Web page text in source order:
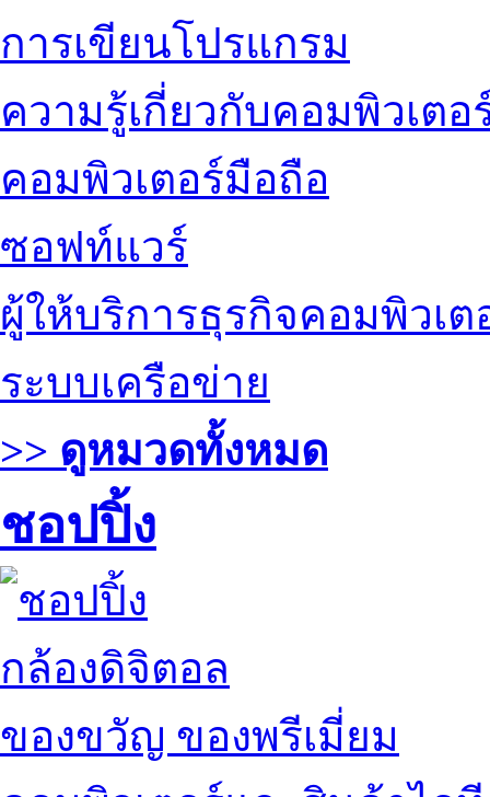
การเขียนโปรแกรม
ความรู้เกี่ยวกับคอมพิวเตอ
คอมพิวเตอร์มือถือ
ซอฟท์แวร์
ผู้ให้บริการธุรกิจคอมพิวเต
ระบบเครือข่าย
>> ดูหมวดทั้งหมด
ชอปปิ้ง
กล้องดิจิตอล
ของขวัญ ของพรีเมี่ยม